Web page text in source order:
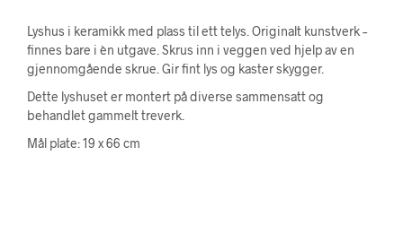
Lyshus i keramikk med plass til ett telys. Originalt kunstverk –
finnes bare i èn utgave. Skrus inn i veggen ved hjelp av en
gjennomgående skrue. Gir fint lys og kaster skygger.
Dette lyshuset er montert på diverse sammensatt og
behandlet gammelt treverk.
Mål plate: 19 x 66 cm